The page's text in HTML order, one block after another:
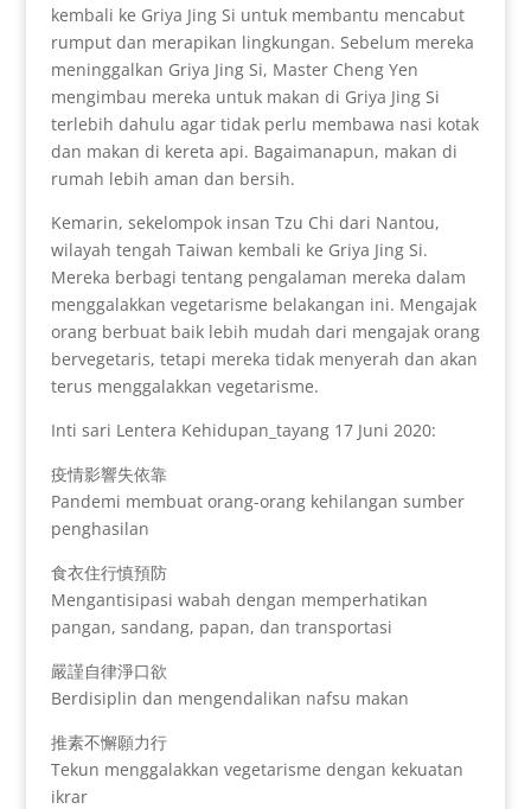
kembali ke Griya Jing Si untuk membantu mencabut
rumput dan merapikan lingkungan. Sebelum mereka
meninggalkan Griya Jing Si, Master Cheng Yen
mengimbau mereka untuk makan di Griya Jing Si
terlebih dahulu agar tidak perlu membawa nasi kotak
dan makan di kereta api. Bagaimanapun, makan di
rumah lebih aman dan bersih.
Kemarin, sekelompok insan Tzu Chi dari Nantou,
wilayah tengah Taiwan kembali ke Griya Jing Si.
Mereka berbagi tentang pengalaman mereka dalam
menggalakkan vegetarisme belakangan ini. Mengajak
orang berbuat baik lebih mudah dari mengajak orang
bervegetaris, tetapi mereka tidak menyerah dan akan
terus menggalakkan vegetarisme.
Inti sari Lentera Kehidupan_tayang 17 Juni 2020:
疫情影響失依靠
Pandemi membuat orang-orang kehilangan sumber
penghasilan
食衣住行慎預防
Mengantisipasi wabah dengan memperhatikan
pangan, sandang, papan, dan transportasi
嚴謹自律淨口欲
Berdisiplin dan mengendalikan nafsu makan
推素不懈願力行
Tekun menggalakkan vegetarisme dengan kekuatan
ikrar